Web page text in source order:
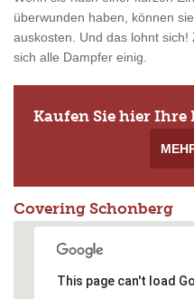
überwunden haben, können
auskosten. Und das lohnt
sich alle Dampfer einig.
Kaufen Sie hier Ihre
Covering Schonberg
This page can't load